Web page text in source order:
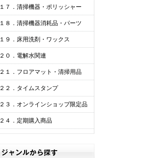
１７．清掃機器・ポリッシャー
１８．清掃機器消耗品・パーツ
１９．床用洗剤・ワックス
２０．電解水関連
２１．フロアマット・清掃用品
２２．タイムスタンプ
２３．オンラインショップ限定品
２４．定期購入商品